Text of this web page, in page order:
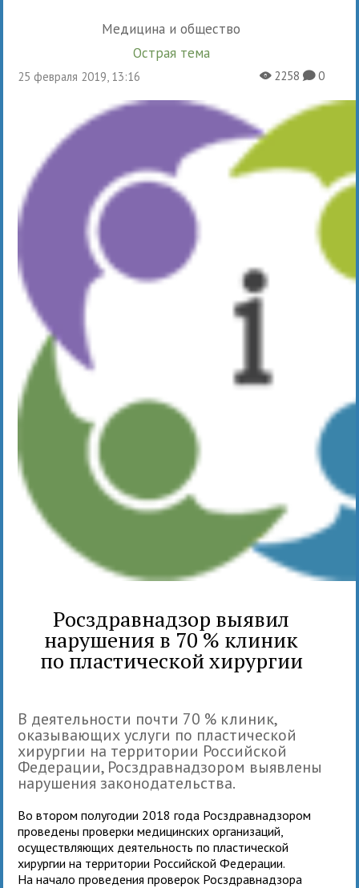
Медицина и общество
Острая тема
25 февраля 2019, 13:16 X2258K0
Росздравнадзор выявил
нарушения в 70 % клиник
по пластической хирургии
В деятельности почти 70 % клиник,
оказывающих услуги по пластической
хирургии на территории Российской
Федерации, Росздравнадзором выявлены
нарушения законодательства.
Во втором полугодии 2018 года Росздравнадзором
проведены проверки медицинских организаций,
осуществляющих деятельность по пластической
хирургии на территории Российской Федерации.
На начало проведения проверок Росздравнадзора